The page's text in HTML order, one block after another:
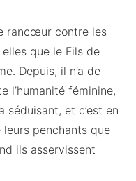
rancœur contre les
elles que le Fils de
Depuis, il n’a de
l’humanité féminine,
et c’est en
penchants que
ils asservissent